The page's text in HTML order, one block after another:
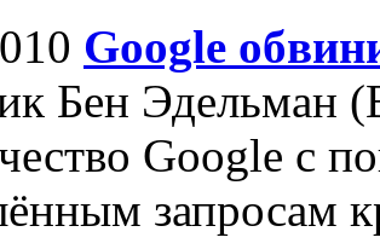
Google
Бен Эдельман
Google с
запросам